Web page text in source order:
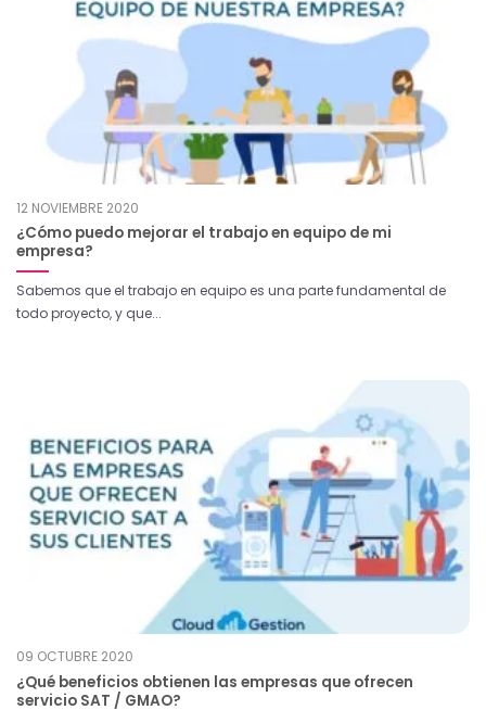
12 NOVIEMBRE 2020
¿Cómo puedo mejorar el trabajo en equipo de mi
empresa?
Sabemos que el trabajo en equipo es una parte fundamental de
todo proyecto, y que...
09 OCTUBRE 2020
¿Qué beneficios obtienen las empresas que ofrecen
servicio SAT / GMAO?